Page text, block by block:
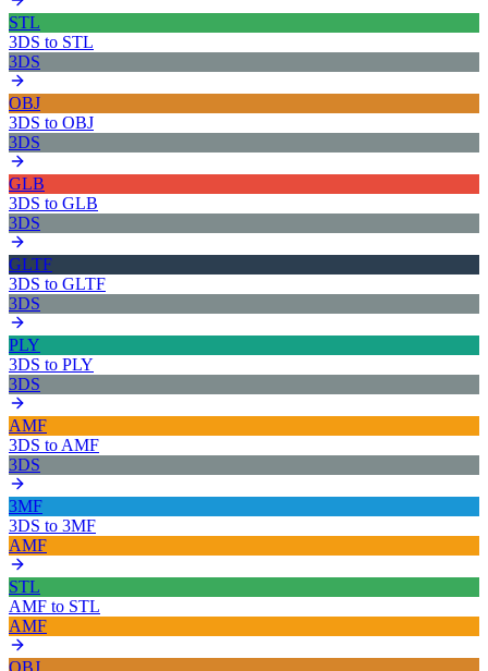
STL
3DS to STL
3DS
OBJ
3DS to OBJ
3DS
GLB
3DS to GLB
3DS
GLTF
3DS to GLTF
3DS
PLY
3DS to PLY
3DS
AMF
3DS to AMF
3DS
3MF
3DS to 3MF
AMF
STL
AMF to STL
AMF
OBJ